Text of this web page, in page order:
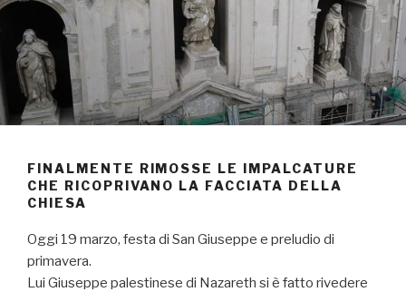
FINALMENTE RIMOSSE LE IMPALCATURE
CHE RICOPRIVANO LA FACCIATA DELLA
CHIESA
Oggi 19 marzo, festa di San Giuseppe e preludio di
primavera.
Lui Giuseppe palestinese di Nazareth si è fatto rivedere